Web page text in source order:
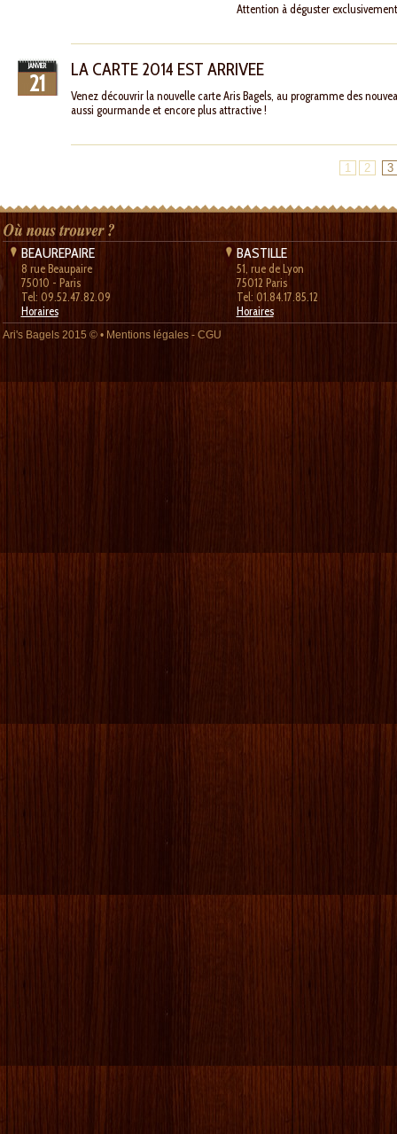
Attention à déguster
JANVIER
21
LA CARTE 2014 EST ARRIVEE
Venez découvrir la nouvelle carte Aris Bagels, au programme des
aussi gourmande et encore plus attractive !
1 2 3
BEAUREPAIRE
8 rue Beaupaire
75010 - Paris
Tel: 09.52.47.82.09
Horaires
BASTILLE
51, rue de Lyon
75012 Paris
Tel: 01.84.17.85.12
Horaires
Ari's Bagels2015 © • Mentions légales- CGU